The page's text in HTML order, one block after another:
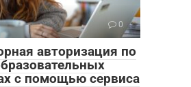
0
авторизация по
с помощью сервиса